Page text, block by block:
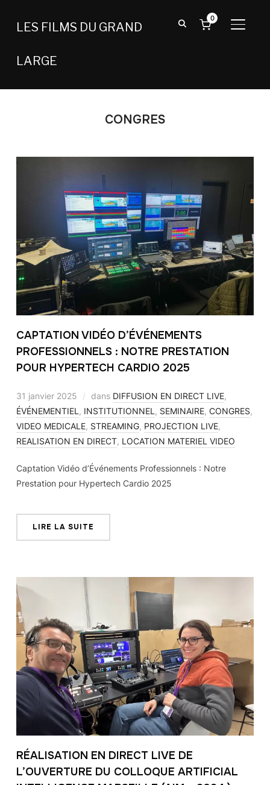
LES FILMS DU GRAND
LARGE
0
CONGRES
CAPTATION VIDÉO D’ÉVÉNEMENTS
PROFESSIONNELS : NOTRE PRESTATION
POUR HYPERTECH CARDIO 2025
31 janvier 2025 dans DIFFUSION EN DIRECT LIVE,
ÉVÉNEMENTIEL , INSTITUTIONNEL , SEMINAIRE, CONGRES,
VIDEO MEDICALE, STREAMING, PROJECTION LIVE,
REALISATION EN DIRECT, LOCATION MATERIEL VIDEO
Captation Vidéo d’Événements Professionnels : Notre
Prestation pour Hypertech Cardio 2025
LIRE LA SUITE
RÉALISATION EN DIRECT LIVE DE
L’OUVERTURE DU COLLOQUE ARTIFICIAL